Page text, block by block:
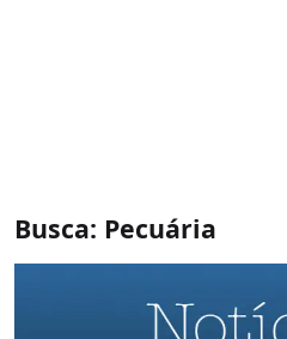
Busca: Pecuária